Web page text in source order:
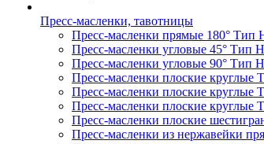
Пресс-масленки, тавотницы
Пресс-масленки прямые 180° Тип
Пресс-масленки угловые 45° Тип
Пресс-масленки угловые 90° Тип
Пресс-масленки плоские
Пресс-масленки плоские
Пресс-масленки плоские
Пресс-масленки плоские
Пресс-масленки из нержавейки